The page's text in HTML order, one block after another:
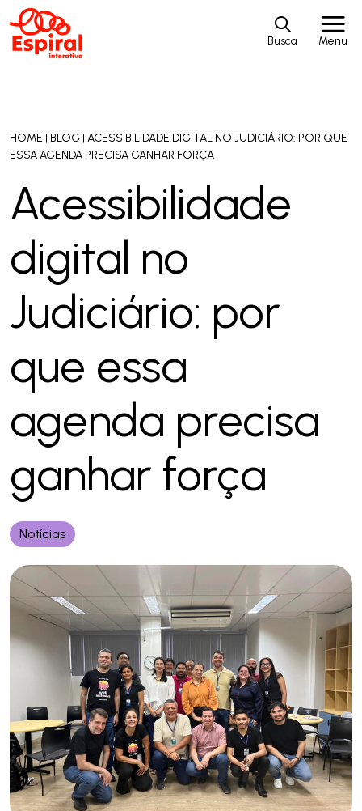
Busca Menu
HOME | BLOG | ACESSIBILIDADE DIGITAL NO JUDICIÁRIO: POR QUE
ESSA AGENDA PRECISA GANHAR FORÇA
Acessibilidade
digital no
Judiciário: por
que essa
agenda precisa
ganhar força
Notícias